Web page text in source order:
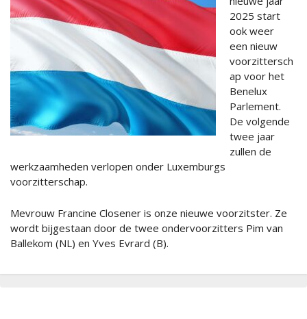
2025 start
ook weer
een nieuw
voorzittersch
ap voor het
Benelux
Parlement.
De volgende
twee jaar
zullen de
werkzaamheden verlopen onder Luxemburgs
voorzitterschap.
Mevrouw Francine Closener is onze nieuwe voorzitster. Ze
wordt bijgestaan door de twee ondervoorzitters Pim van
Ballekom (NL) en Yves Evrard (B).